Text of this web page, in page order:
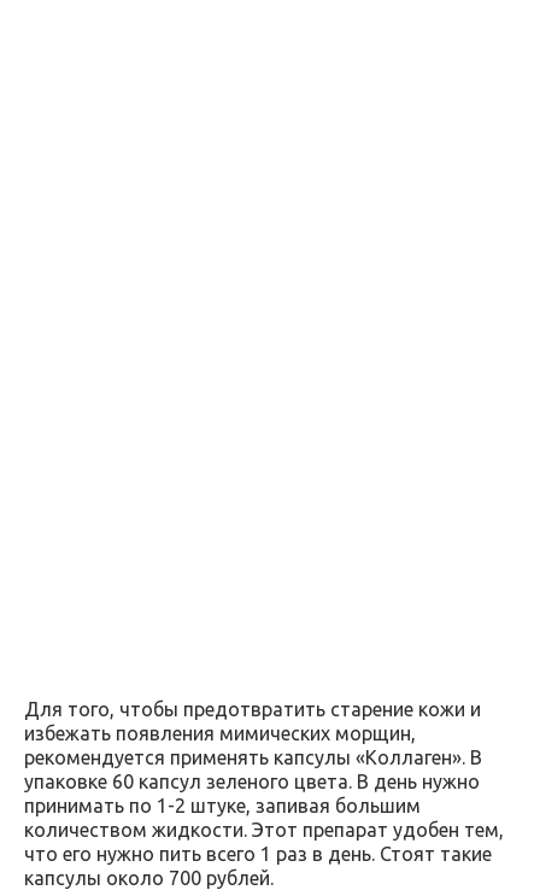
Для того, чтобы предотвратить старение кожи и
избежать появления мимических морщин,
рекомендуется применять капсулы «Коллаген». В
упаковке 60 капсул зеленого цвета. В день нужно
принимать по 1-2 штуке, запивая большим
количеством жидкости. Этот препарат удобен тем,
что его нужно пить всего 1 раз в день. Стоят такие
капсулы около 700 рублей.